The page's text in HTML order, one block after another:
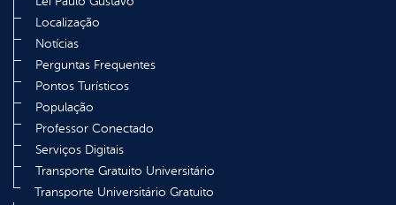
Localização
Notícias
Perguntas Frequentes
Pontos Turísticos
População
Professor Conectado
Serviços Digitais
Transporte Gratuito Universitário
Transporte Universitário Gratuito